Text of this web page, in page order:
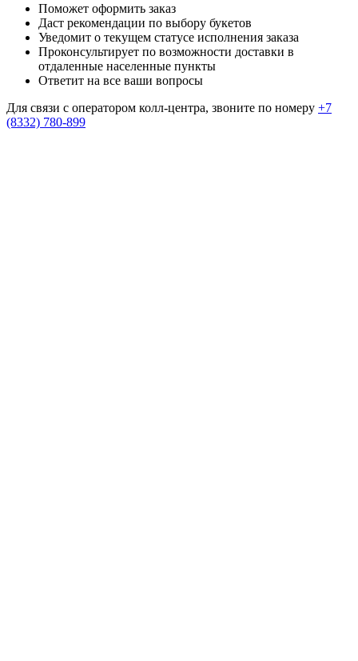
Поможет оформить заказ
Даст рекомендации по выбору букетов
Уведомит о текущем статусе исполнения заказа
Проконсультирует по возможности доставки в
отдаленные населенные пункты
Ответит на все ваши вопросы
Для связи с оператором колл-центра, звоните по номеру +7
(8332) 780-899